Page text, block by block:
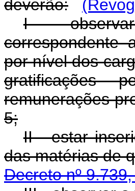
deverão:
I - observar
correspondente
por nível dos
gratificações
remunerações
5;
II - estar
das matérias de
Decreto nº